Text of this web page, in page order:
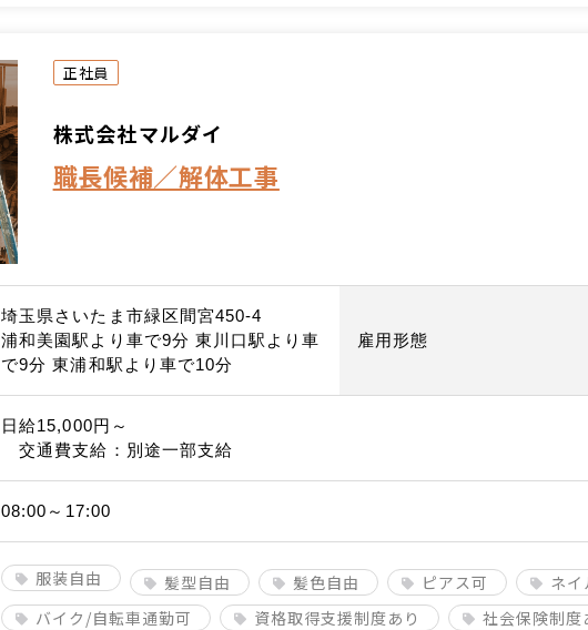
正社員
株式会社マルダイ
職長候補／解体工事
埼玉県さいたま市緑区間宮450-4
浦和美園駅より車で9分 東川口駅より車
で9分 東浦和駅より車で10分
雇用形態
日給15,000円～
交通費支給：別途一部支給
08:00～17:00
服装自由 髪型自由 髪色自由 ピアス可
ネ
バイク/自転車通勤可
資格取得支援制度あり
社会保険制度